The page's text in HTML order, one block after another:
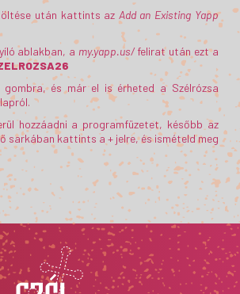
után kattints az Add an Existing Yapp
ablakban, a my.yapp.us/felirat után ezt a
gombra, és már el is érheted a Szélrózsa
hozzáadni a programfüzetet, később az
sarkában kattints a + jelre, és ismételd meg